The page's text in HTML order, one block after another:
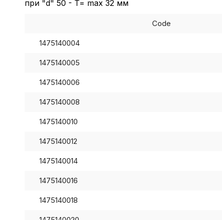
при "d" 50 - T= max 32 мм
Code
1475140004
1475140005
1475140006
1475140008
1475140010
1475140012
1475140014
1475140016
1475140018